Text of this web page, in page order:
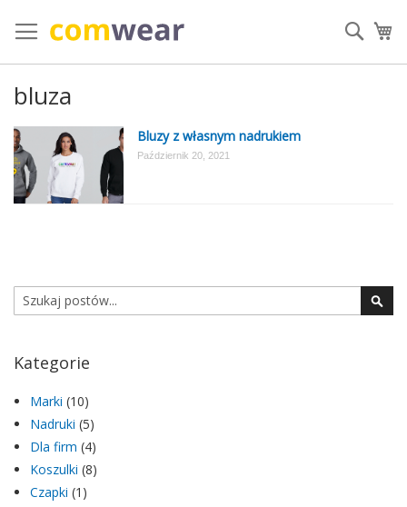
do
treści
bluza
Bluzy z własnym nadrukiem
Październik 20, 2021
Szukaj
Kategorie
Marki (10)
Nadruki (5)
Dla firm (4)
Koszulki (8)
Czapki (1)